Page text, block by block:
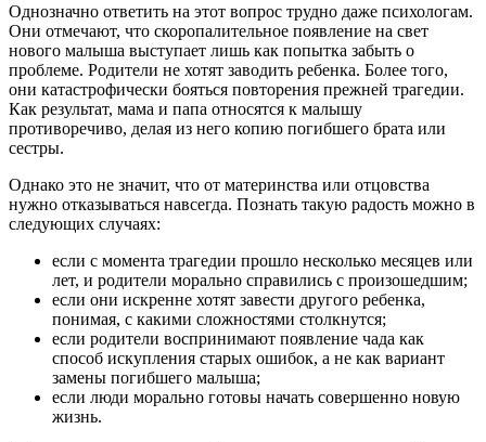
Однозначно ответить на этот вопрос трудно даже психологам.
Они отмечают, что скоропалительное появление на свет
нового малыша выступает лишь как попытка забыть о
проблеме. Родители не хотят заводить ребенка. Более того,
они катастрофически бояться повторения прежней трагедии.
Как результат, мама и папа относятся к малышу
противоречиво, делая из него копию погибшего брата или
сестры.
Однако это не значит, что от материнства или отцовства
нужно отказываться навсегда. Познать такую радость можно в
следующих случаях:
если с момента трагедии прошло несколько месяцев или
лет, и родители морально справились с произошедшим;
если они искренне хотят завести другого ребенка,
понимая, с какими сложностями столкнутся;
если родители воспринимают появление чада как
способ искупления старых ошибок, а не как вариант
замены погибшего малыша;
если люди морально готовы начать совершенно новую
жизнь.